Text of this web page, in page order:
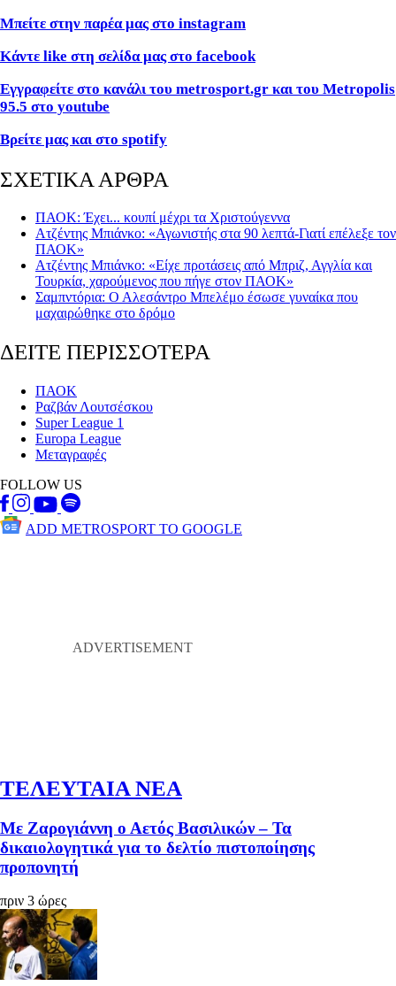
Μπείτε στην παρέα μας στο instagram
Κάντε like στη σελίδα μας στο facebook
Εγγραφείτε στο κανάλι του metrosport.gr και του Metropolis
95.5 στο youtube
Βρείτε μας και στο spotify
ΣΧΕΤΙΚΑ ΑΡΘΡΑ
ΠΑΟΚ: Έχει... κουπί μέχρι τα Χριστούγεννα
Ατζέντης Μπιάνκο: «Αγωνιστής στα 90 λεπτά-Γιατί επέλεξε τον
ΠΑΟΚ»
Ατζέντης Μπιάνκο: «Είχε προτάσεις από Μπριζ, Αγγλία και
Τουρκία, χαρούμενος που πήγε στον ΠΑΟΚ»
Σαμπντόρια: Ο Αλεσάντρο Μπελέμο έσωσε γυναίκα που
μαχαιρώθηκε στο δρόμο
ΔΕΙΤΕ ΠΕΡΙΣΣΟΤΕΡΑ
ΠΑΟΚ
Ραζβάν Λουτσέσκου
Super League 1
Europa League
Μεταγραφές
FOLLOW US
ADD METROSPORT TO GOOGLE
ΤΕΛΕΥΤΑΙΑ ΝΕΑ
Με Ζαρογιάννη ο Αετός Βασιλικών – Τα
δικαιολογητικά για το δελτίο πιστοποίησης
προπονητή
πριν 3 ώρες